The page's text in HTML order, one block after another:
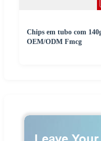
Chips em tubo com
OEM/ODM Fmcg